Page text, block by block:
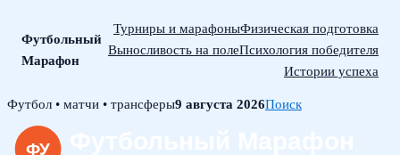
Футбольный
Марафон
Турниры и марафоныФизическая подготовка
Выносливость на полеПсихология победителя
Истории успеха
Skip
content
Футбол • матчи • трансферы9 августа 2026Поиск